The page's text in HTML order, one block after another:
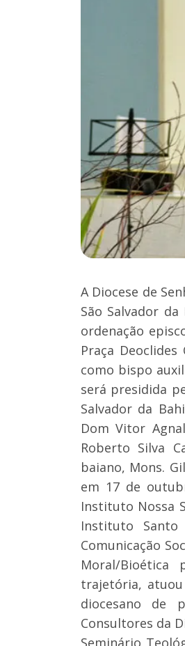
A Diocese de
São Salvador
ordenação
Praça
como bispo
será presidida
Salvador da
Dom Vitor
Roberto Silva
baiano, Mons.
em 17 de
Instituto Nossa
Instituto
Comunicação
Moral/Bioética
trajetória,
diocesano de
Consultores da
Seminário